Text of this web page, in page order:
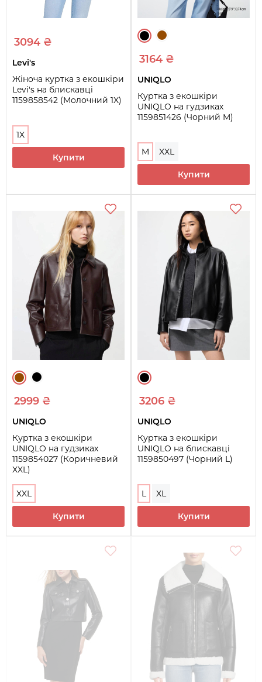
3094 ₴
Levi's
Жіноча куртка з екошкіри
Levi's на блискавці
1159858542 (Молочний 1X)
1X
Купити
3164 ₴
UNIQLO
Куртка з екошкіри
UNIQLO на гудзиках
1159851426 (Чорний M)
M XXL
Купити
2999 ₴
UNIQLO
Куртка з екошкіри
UNIQLO на гудзиках
1159854027 (Коричневий
XXL)
XXL
Купити
3206 ₴
UNIQLO
Куртка з екошкіри
UNIQLO на блискавці
1159850497 (Чорний L)
L XL
Купити